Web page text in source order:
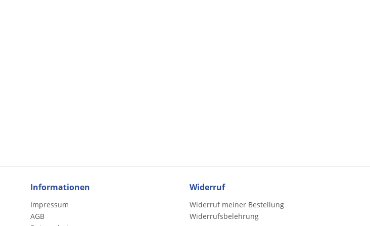
Informationen
Impressum
AGB
Widerruf
Widerruf meiner Bestellung
Widerrufsbelehrung